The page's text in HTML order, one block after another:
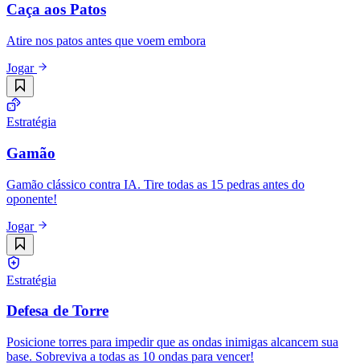
Caça aos Patos
Atire nos patos antes que voem embora
Jogar
Estratégia
Gamão
Gamão clássico contra IA. Tire todas as 15 pedras antes do
oponente!
Jogar
Estratégia
Defesa de Torre
Posicione torres para impedir que as ondas inimigas alcancem sua
base. Sobreviva a todas as 10 ondas para vencer!